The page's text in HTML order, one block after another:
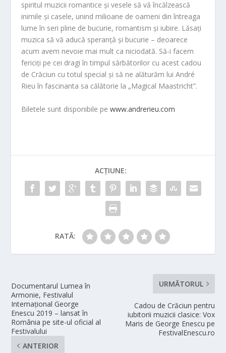
spiritul muzicii romantice și vesele să vă încălzească
inimile și casele, unind milioane de oameni din întreaga
lume în seri pline de bucurie, romantism și iubire. Lăsați
muzica să vă aducă speranță și bucurie – deoarece
acum avem nevoie mai mult ca niciodată. Să-i facem
fericiți pe cei dragi în timpul sărbătorilor cu acest cadou
de Crăciun cu totul special și să ne alăturăm lui André
Rieu în fascinanta sa călătorie la „Magical Maastricht”.
Biletele sunt disponibile pewww.andrerieu.com
ACȚIUNE:
RATĂ:
Documentarul Lumea în
Armonie, Festivalul
Internațional George
Enescu 2019 – lansat în
România pe site-ul oficial al
Festivalului
ANTERIOR
URMĂTORUL
Cadou de Crăciun pentru
iubitorii muzicii clasice: Vox
Maris de George Enescu pe
FestivalEnescu.ro